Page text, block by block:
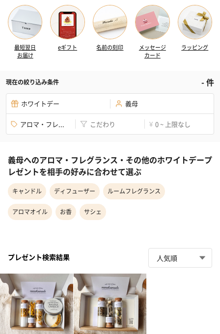
最短翌日
お届け
eギフト 名前の刻印
メッセージ
カード
ラッピング
現在の絞り込み条件 -件
ホワイトデー 義母
アロマ・フレ... こだわり ¥ 0 ~ 上限なし
義母へのアロマ・フレグランス・その他のホワイトデープ
レゼントを相手の好みに合わせて選ぶ
キャンドル ディフューザー ルームフレグランス
アロマオイル お香 サシェ
プレゼント検索結果